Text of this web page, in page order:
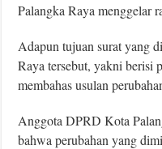
Palangka Raya menggelar
Adapun tujuan surat yang
Raya tersebut, yakni berisi
membahas usulan
Anggota DPRD Kota
bahwa perubahan yang